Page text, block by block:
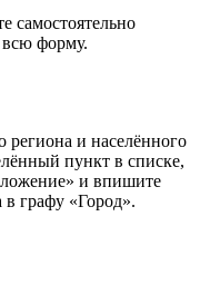
самостоятельно
всю форму.
региона и населённого
пункт в списке,
и впишите
в графу «Город».